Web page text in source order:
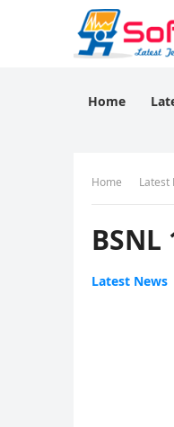
Home
Home Latest
BSNL
Latest News